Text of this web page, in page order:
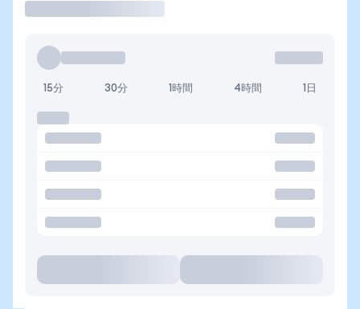
15分 30分 1時間 4時間 1日